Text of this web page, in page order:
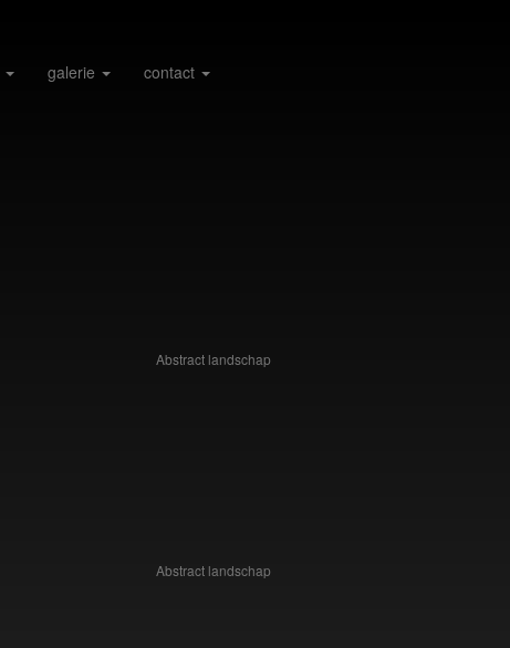
galerie contact
Abstract landschap
Abstract landschap